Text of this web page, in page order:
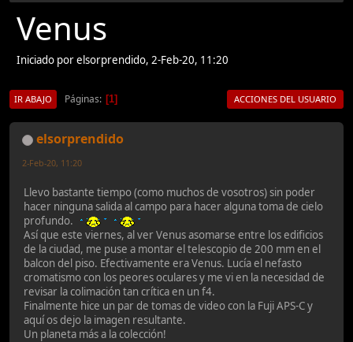
Venus
Iniciado por elsorprendido, 2-Feb-20, 11:20
IR ABAJO Páginas 1 ACCIONES DEL USUARIO
elsorprendido
2-Feb-20, 11:20
Llevo bastante tiempo (como muchos de vosotros) sin poder
hacer ninguna salida al campo para hacer alguna toma de cielo
profundo.
Así que este viernes, al ver Venus asomarse entre los edificios
de la ciudad, me puse a montar el telescopio de 200 mm en el
balcon del piso. Efectivamente era Venus. Lucía el nefasto
cromatismo con los peores oculares y me vi en la necesidad de
revisar la colimación tan crítica en un f4.
Finalmente hice un par de tomas de video con la Fuji APS-C y
aquí os dejo la imagen resultante.
Un planeta más a la colección!